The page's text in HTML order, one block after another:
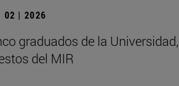
02 | 2026
graduados de la
del MIR